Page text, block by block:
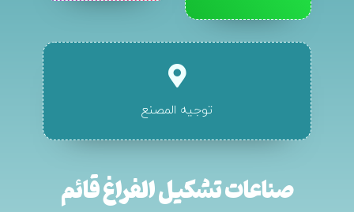
توجيه المصنع
صناعات تشكيل الفراغ قائم